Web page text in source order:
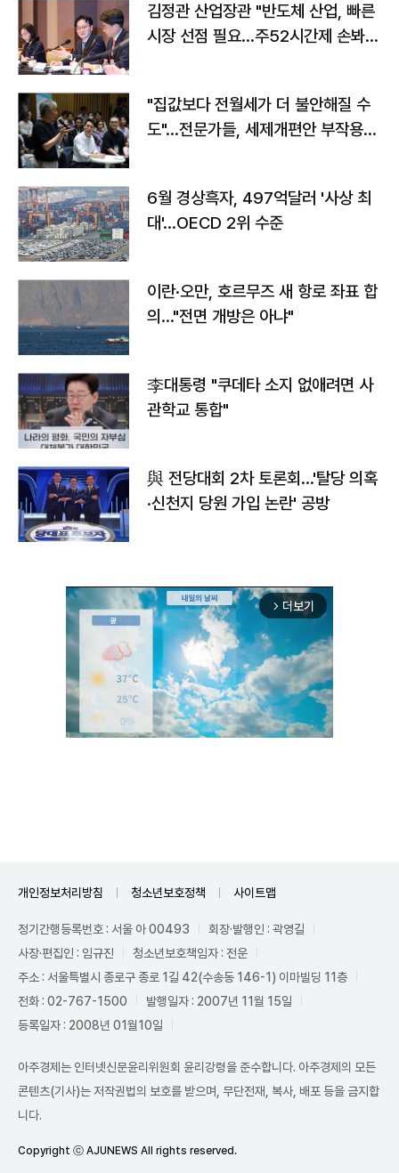
김정관 산업장관 "반도체 산업, 빠른
시장 선점 필요…주52시간제 손봐
"집값보다 전월세가 더 불안해질 수
도"…전문가들, 세제개편안 부작용
6월 경상흑자, 497억달러 '사상 최
대'…OECD 2위 수준
이란·오만, 호르무즈 새 항로 좌표 합
의…"전면 개방은 아냐"
李대통령 "쿠데타 소지 없애려면 사
관학교 통합"
與 전당대회 2차 토론회…'탈당 의혹
·신천지 당원 가입 논란' 공방
arrow_forward_ios 더보기
개인정보처리방침 청소년보호정책 사이트맵
정기간행등록번호 : 서울 아 00493
회장·발행인 : 곽영길
사장·편집인 : 임규진
청소년보호책임자 : 전운
주소 : 서울특별시 종로구 종로 1길 42(수송동 146-1) 이마빌딩 11층
전화 : 02-767-1500
발행일자 : 2007년 11월 15일
등록일자 : 2008년 01월10일
아주경제는 인터넷신문윤리위원회 윤리강령을 준수합니다. 아주경제의 모든
콘텐츠(기사)는 저작권법의 보호를 받으며, 무단전재, 복사, 배포 등을 금지합
니다.
Copyright ⓒ AJUNEWS All rights reserved.